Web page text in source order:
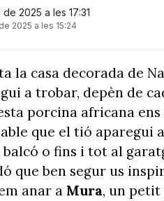
2025 a les 17:31
2025 a les 15:24
la casa decorada de
a trobar, depèn de
porcina africana
que el tió aparegui
o fins i tot al
que ben segur us
anar a Mura, un petit